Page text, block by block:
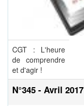
CGT : L'heure
de comprendre
et d'agir !
N°345 - Avril 2017